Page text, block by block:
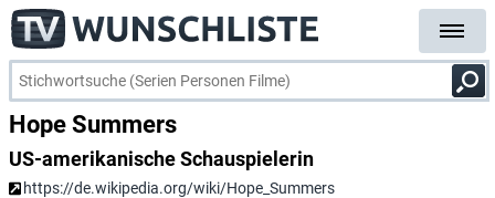
Hope Summers
US-amerikanische Schauspielerin
https://de.wikipedia.org/wiki/Hope_Summers